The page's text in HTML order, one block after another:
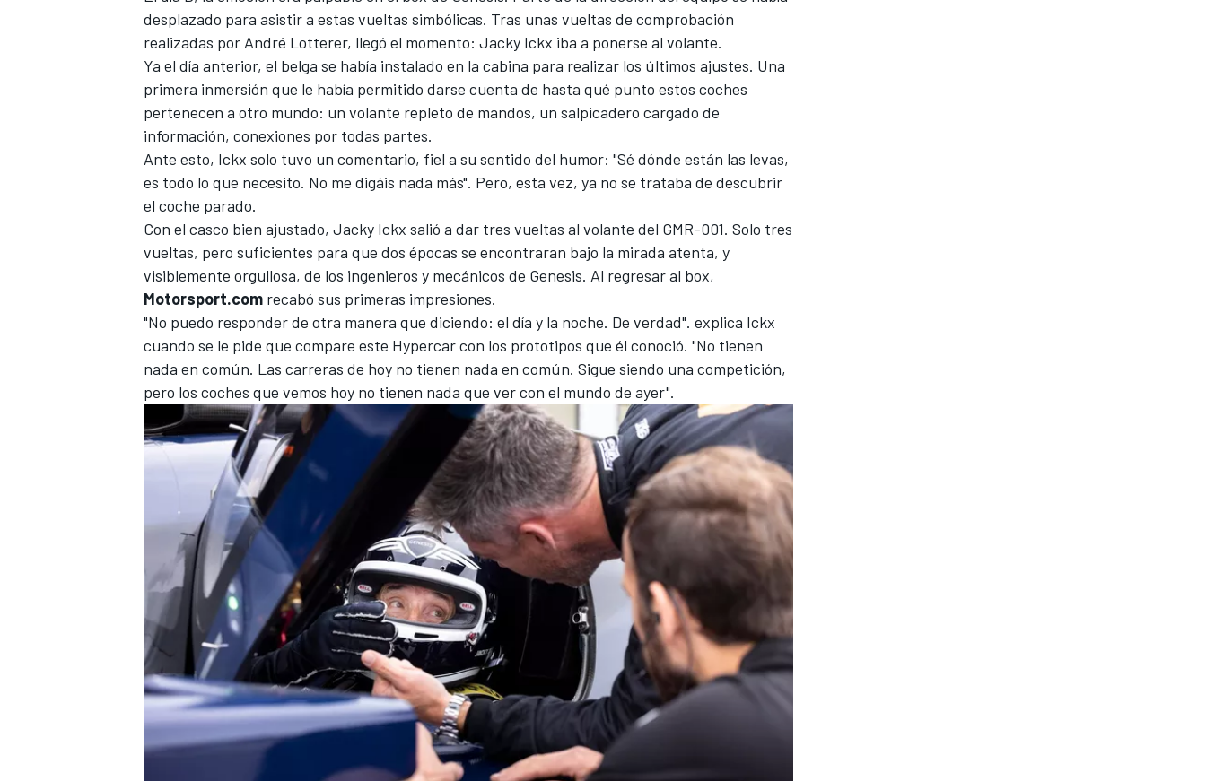
desplazado para asistir a estas vueltas simbólicas. Tras unas vueltas de comprobación
realizadas por André Lotterer, llegó el momento: Jacky Ickx iba a ponerse al volante.
Ya el día anterior, el belga se había instalado en la cabina para realizar los últimos ajustes. Una
primera inmersión que le había permitido darse cuenta de hasta qué punto estos coches
pertenecen a otro mundo: un volante repleto de mandos, un salpicadero cargado de
información, conexiones por todas partes.
Ante esto, Ickx solo tuvo un comentario, fiel a su sentido del humor: "Sé dónde están las levas,
es todo lo que necesito. No me digáis nada más". Pero, esta vez, ya no se trataba de descubrir
el coche parado.
Con el casco bien ajustado, Jacky Ickx salió a dar tres vueltas al volante del GMR-001. Solo tres
vueltas, pero suficientes para que dos épocas se encontraran bajo la mirada atenta, y
visiblemente orgullosa, de los ingenieros y mecánicos de Genesis. Al regresar al box,
Motorsport.com recabó sus primeras impresiones.
"No puedo responder de otra manera que diciendo: el día y la noche. De verdad". explica Ickx
cuando se le pide que compare este Hypercar con los prototipos que él conoció. "No tienen
nada en común. Las carreras de hoy no tienen nada en común. Sigue siendo una competición,
pero los coches que vemos hoy no tienen nada que ver con el mundo de ayer".